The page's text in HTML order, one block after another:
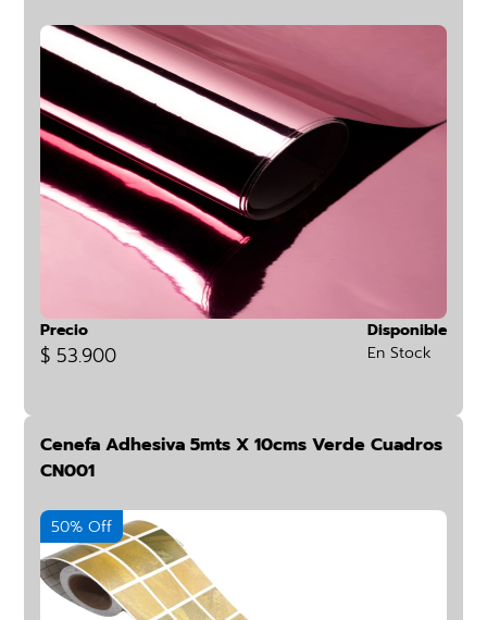
Precio
$ 53.900
Disponible
En Stock
Cenefa Adhesiva 5mts X 10cms Verde Cuadros
CN001
50% Off